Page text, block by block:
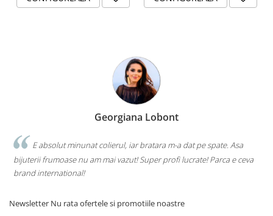
Georgiana Lobont
E absolut minunat colierul, iar bratara m-a dat pe spate. Asa
bijuterii frumoase nu am mai vazut! Super profi lucrate! Parca e ceva
brand international!
Newsletter Nu rata ofertele si promotiile noastre